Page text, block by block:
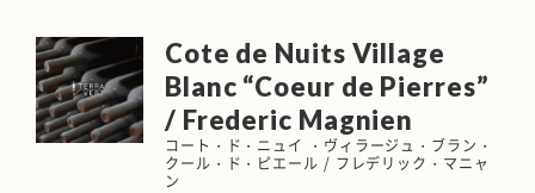
Cote de Nuits Village
Blanc “Coeur de Pierres”
/ Frederic Magnien
コート・ド・ニュイ ・ヴィラージュ・ブラン・
クール・ド・ピエール / フレデリック・マニャ
ン